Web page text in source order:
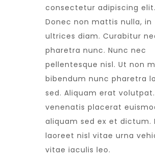
consectetur adipiscing elit.
Donec non mattis nulla, in
ultrices diam. Curabitur
pharetra nunc. Nunc nec
pellentesque nisl. Ut non
bibendum nunc pharetra
sed. Aliquam erat volutpat.
venenatis placerat
aliquam sed ex et dictum.
laoreet nisl vitae urna
vitae iaculis leo.